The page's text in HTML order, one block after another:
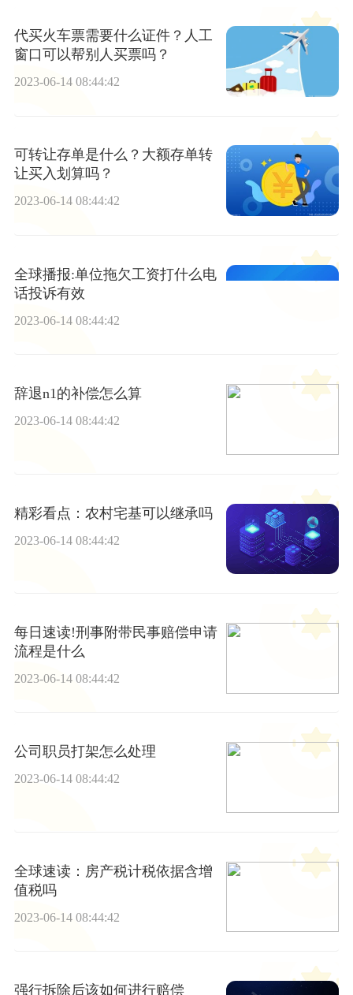
代买火车票需要什么证件？人工
窗口可以帮别人买票吗？
2023-06-14 08:44:42
可转让存单是什么？大额存单转
让买入划算吗？
2023-06-14 08:44:42
全球播报:单位拖欠工资打什么电
话投诉有效
2023-06-14 08:44:42
辞退n1的补偿怎么算
2023-06-14 08:44:42
精彩看点：农村宅基可以继承吗
2023-06-14 08:44:42
每日速读!刑事附带民事赔偿申请
流程是什么
2023-06-14 08:44:42
公司职员打架怎么处理
2023-06-14 08:44:42
全球速读：房产税计税依据含增
值税吗
2023-06-14 08:44:42
强行拆除后该如何进行赔偿